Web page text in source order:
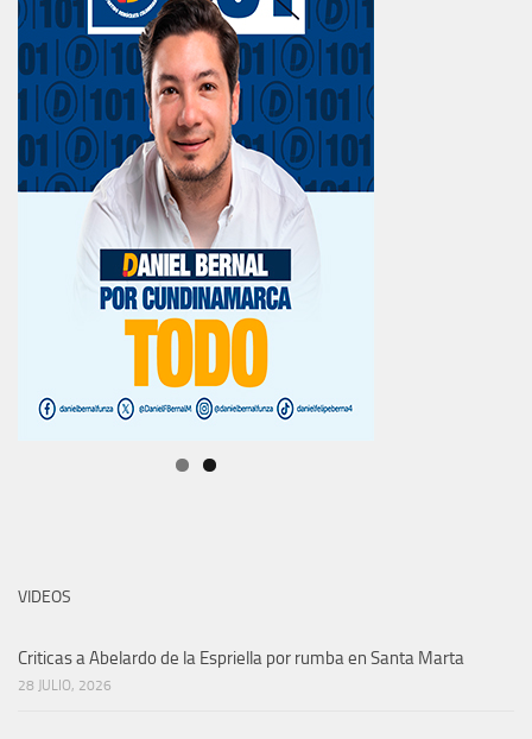
VIDEOS
Criticas a Abelardo de la Espriella por rumba en Santa Marta
28 JULIO, 2026